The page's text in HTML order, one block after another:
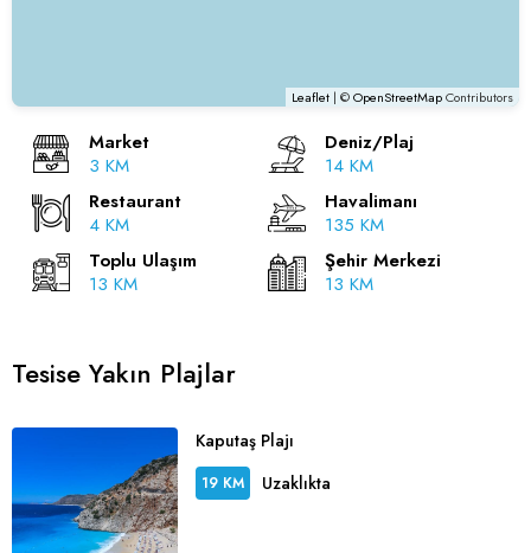
Leaflet | ©OpenStreetMapContributors
Market
3 KM
Deniz/Plaj
14 KM
Restaurant
4 KM
Havalimanı
135 KM
Toplu Ulaşım
13 KM
Şehir Merkezi
13 KM
Tesise Yakın Plajlar
Kaputaş Plajı
19 KM Uzaklıkta